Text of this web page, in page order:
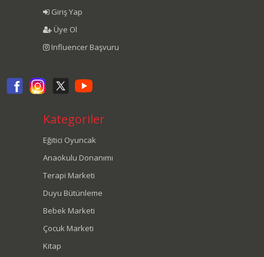
Giriş Yap
Üye Ol
Influencer Başvuru
Kategoriler
Eğitici Oyuncak
Anaokulu Donanımı
Terapi Marketi
Duyu Bütünleme
Bebek Marketi
Çocuk Marketi
Kitap